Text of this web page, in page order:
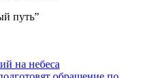
путь”
на небеса